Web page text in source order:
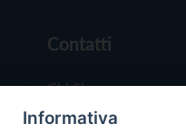
Contatti
Chi Siamo
Redazione
Informativa